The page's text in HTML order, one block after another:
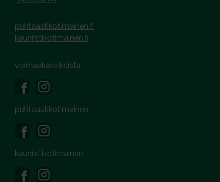
puhtaastikotimainen.fi
kauniistikotimainen.fi
voimaakasviksista
puhtaastikotimainen
kauniistikotimainen